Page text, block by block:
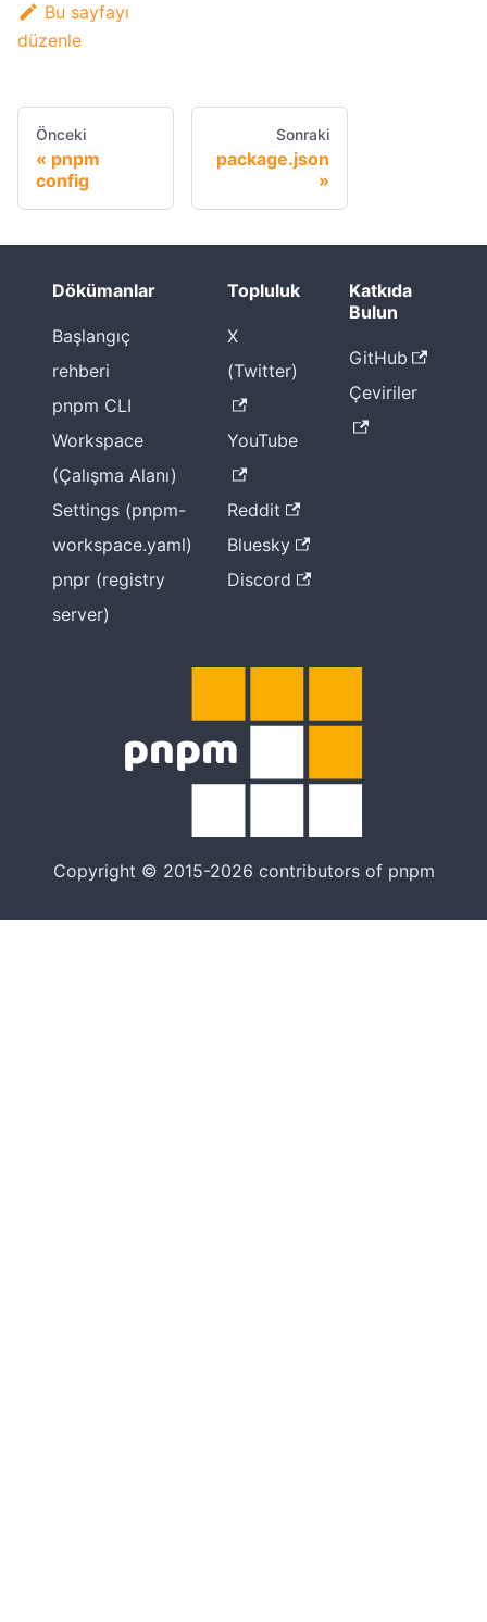
Bu sayfayı
düzenle
Önceki
pnpm
config
Sonraki
package.json
Dökümanlar
Başlangıç
rehberi
pnpm CLI
Workspace
(Çalışma Alanı)
Settings (pnpm-
workspace.yaml)
pnpr (registry
server)
Topluluk
X
(Twitter)
YouTube
Reddit
Bluesky
Discord
Katkıda
Bulun
GitHub
Çeviriler
Copyright © 2015-2026 contributors of pnpm